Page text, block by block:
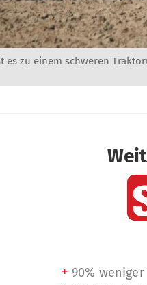
es zu einem schweren